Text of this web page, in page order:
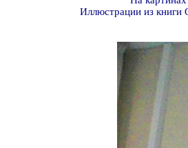
Иллюстрации из книги